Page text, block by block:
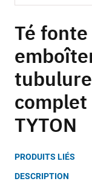
to
the
beginning
of
the
gallery
Té fonte
TYTON
PRODUITS LIÉS
DESCRIPTION